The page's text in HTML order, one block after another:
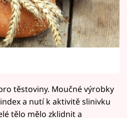
těstoviny. Moučné výrobky
a nutí k aktivitě slinivku
tělo mělo zklidnit a